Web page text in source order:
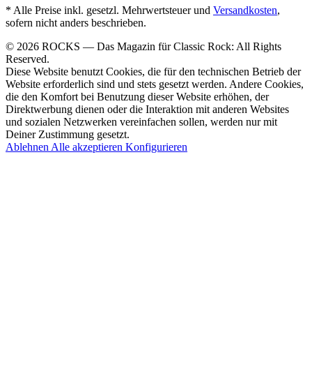
* Alle Preise inkl. gesetzl. Mehrwertsteuer und Versandkosten,
sofern nicht anders beschrieben.
© 2026 ROCKS — Das Magazin für Classic Rock: All Rights
Reserved.
Diese Website benutzt Cookies, die für den technischen Betrieb der
Website erforderlich sind und stets gesetzt werden. Andere Cookies,
die den Komfort bei Benutzung dieser Website erhöhen, der
Direktwerbung dienen oder die Interaktion mit anderen Websites
und sozialen Netzwerken vereinfachen sollen, werden nur mit
Deiner Zustimmung gesetzt.
Ablehnen Alle akzeptieren Konfigurieren